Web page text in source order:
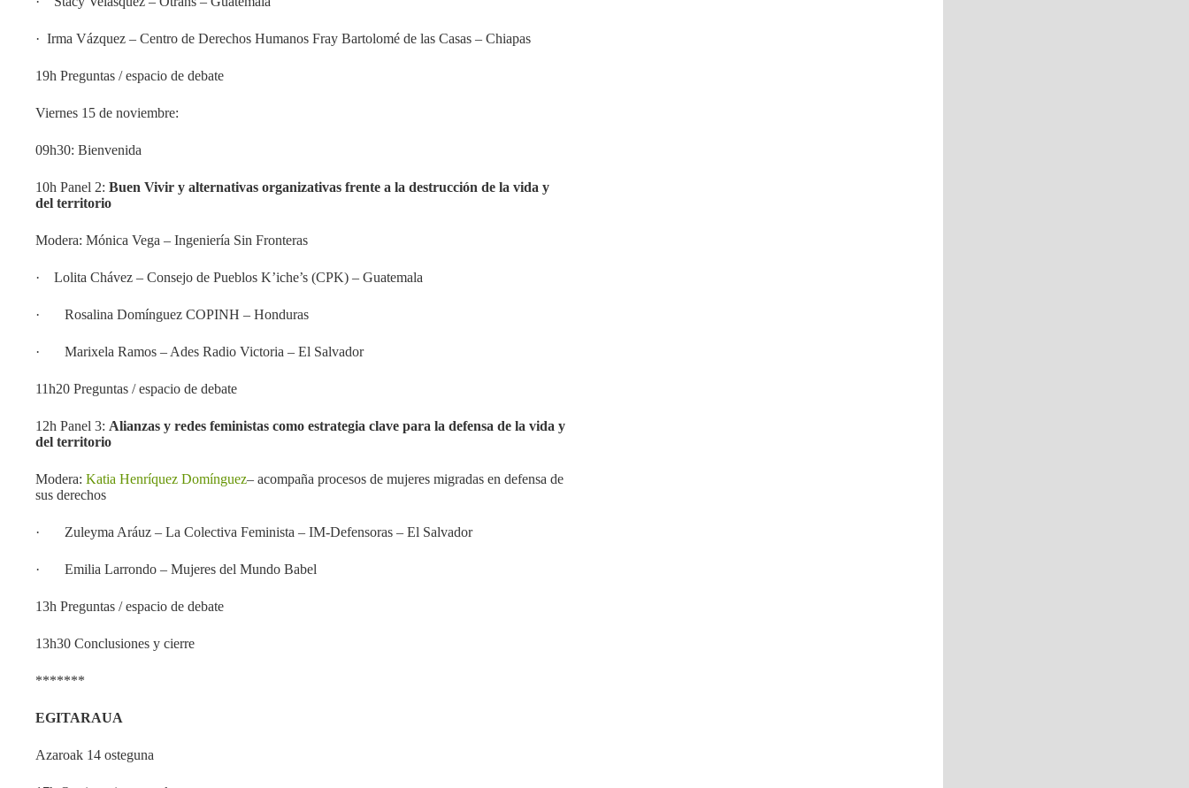
· Irma Vázquez – Centro de Derechos Humanos Fray Bartolomé de las Casas – Chiapas
19h Preguntas / espacio de debate
Viernes 15 de noviembre:
09h30: Bienvenida
10h Panel 2: Buen Vivir y alternativas organizativas frente a la destrucción de la vida y
del territorio
Modera: Mónica Vega – Ingeniería Sin Fronteras
· Lolita Chávez – Consejo de Pueblos K’iche’s (CPK) – Guatemala
· Rosalina Domínguez COPINH – Honduras
· Marixela Ramos – Ades Radio Victoria – El Salvador
11h20 Preguntas / espacio de debate
12h Panel 3: Alianzas y redes feministas como estrategia clave para la defensa de la vida y
del territorio
Modera: Katia Henríquez Domínguez– acompaña procesos de mujeres migradas en defensa de
sus derechos
· Zuleyma Aráuz – La Colectiva Feminista – IM-Defensoras – El Salvador
· Emilia Larrondo – Mujeres del Mundo Babel
13h Preguntas / espacio de debate
13h30 Conclusiones y cierre
*******
EGITARAUA
Azaroak 14 osteguna